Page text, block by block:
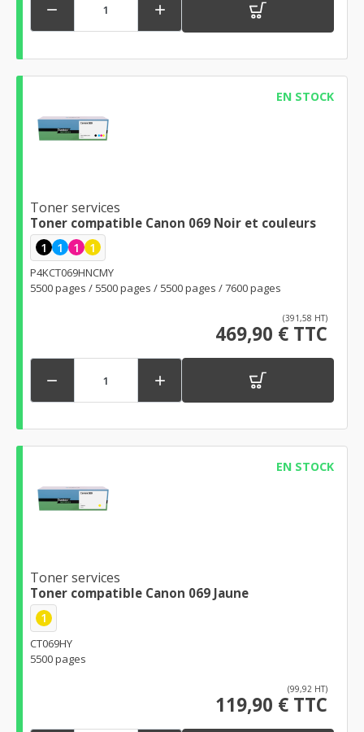
 
EN STOCK
Toner services
Toner compatible Canon 069 Noir et couleurs
1 1 1 1
P4KCT069HNCMY
5500 pages / 5500 pages / 5500 pages / 7600 pages
(391,58 HT)
469,90 € TTC
 
EN STOCK
Toner services
Toner compatible Canon 069 Jaune
1
CT069HY
5500 pages
(99,92 HT)
119,90 € TTC